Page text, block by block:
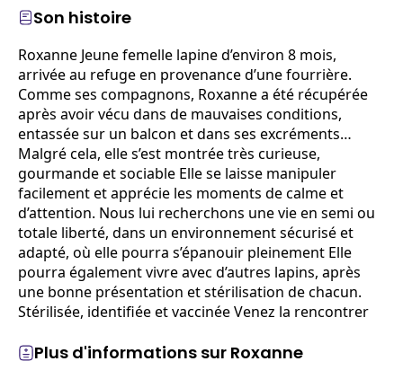
Son histoire
Roxanne Jeune femelle lapine d’environ 8 mois,
arrivée au refuge en provenance d’une fourrière.
Comme ses compagnons, Roxanne a été récupérée
après avoir vécu dans de mauvaises conditions,
entassée sur un balcon et dans ses excréments…
Malgré cela, elle s’est montrée très curieuse,
gourmande et sociable Elle se laisse manipuler
facilement et apprécie les moments de calme et
d’attention. Nous lui recherchons une vie en semi ou
totale liberté, dans un environnement sécurisé et
adapté, où elle pourra s’épanouir pleinement Elle
pourra également vivre avec d’autres lapins, après
une bonne présentation et stérilisation de chacun.
Stérilisée, identifiée et vaccinée Venez la rencontrer
Plus d'informations sur Roxanne